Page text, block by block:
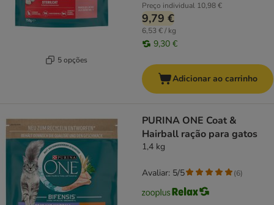
5 opções
Preço individual 10,98 €
9,79 €
6,53 € / kg
9,30 €
Adicionar ao carrinho
PURINA ONE Coat &
Hairball ração para gatos
1,4 kg
Avaliar: 5/5 (6)